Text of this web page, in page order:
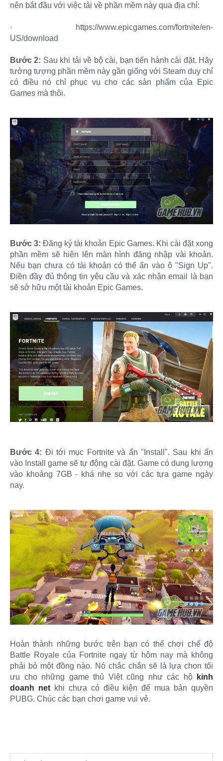
nên bắt đầu với việc tải về phần mềm này qua địa chỉ:
·
https://www.epicgames.com/fortnite/en-
US/download
Bước 2: Sau khi tải về bộ cài, bạn tiến hành cài đặt. Hãy
tưởng tượng phần mềm này gần giống với Steam duy chỉ
có điều nó chỉ phục vụ cho các sản phẩm của Epic
Games mà thôi.
Bước 3:Đăng ký tài khoản Epic Games. Khi cài đặt xong
phần mềm sẽ hiện lên màn hình đăng nhập vài khoản.
Nếu bạn chưa có tài khoản có thể ấn vào ô "Sign Up".
Điền đầy đủ thông tin yêu cầu và xác nhận email là bạn
sẽ sở hữu một tài khoản Epic Games.
Bước 4: Đi tới mục Fortnite và ấn "Install". Sau khi ấn
vào Install game sẽ tự động cài đặt. Game có dung lượng
vào khoảng 7GB - khá nhẹ so với các tựa game ngày
nay.
Hoàn thành những bước trên bạn có thể chơi chế độ
Battle Royale của Fortnite ngay từ hôm nay mà không
phải bỏ một đồng nào. Nó chắc chắn sẽ là lựa chọn tối
ưu cho những game thủ Việt cũng như các hộ
kinh
doanh netkhi chưa có điều kiện để mua bản quyền
PUBG. Chúc các bạn chơi game vui vẻ.​